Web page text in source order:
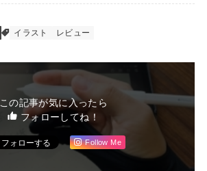
イラスト レビュー
この記事が気に入ったら
フォローしてね！
Follow Me